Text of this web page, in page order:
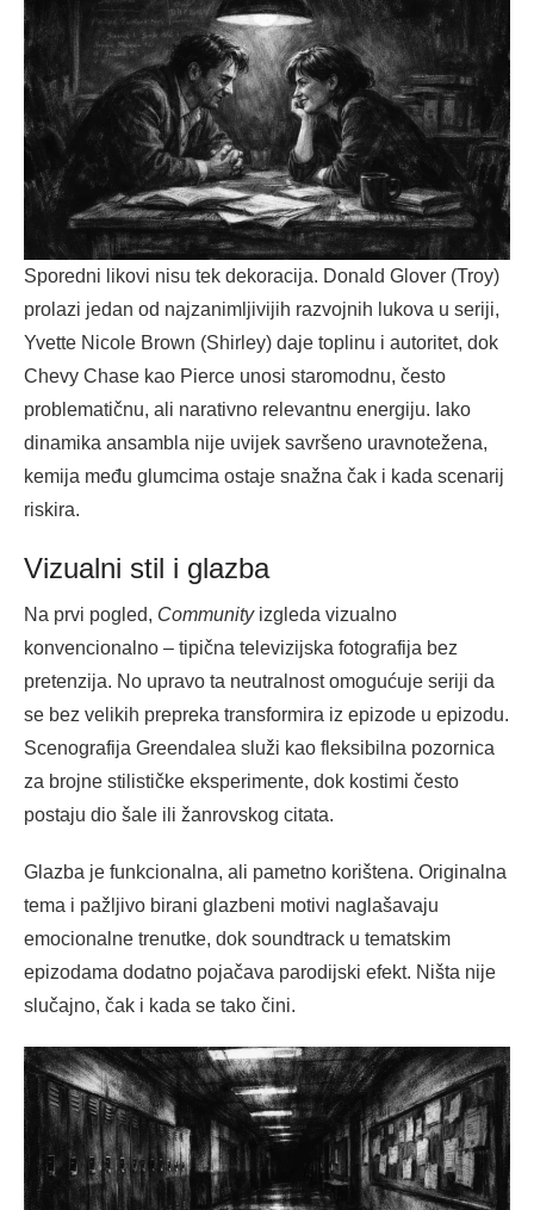
Sporedni likovi nisu tek dekoracija. Donald Glover (Troy)
prolazi jedan od najzanimljivijih razvojnih lukova u seriji,
Yvette Nicole Brown (Shirley) daje toplinu i autoritet, dok
Chevy Chase kao Pierce unosi staromodnu, često
problematičnu, ali narativno relevantnu energiju. Iako
dinamika ansambla nije uvijek savršeno uravnotežena,
kemija među glumcima ostaje snažna čak i kada scenarij
riskira.
Vizualni stil i glazba
Na prvi pogled, Communityizgleda vizualno
konvencionalno – tipična televizijska fotografija bez
pretenzija. No upravo ta neutralnost omogućuje seriji da
se bez velikih prepreka transformira iz epizode u epizodu.
Scenografija Greendalea služi kao fleksibilna pozornica
za brojne stilističke eksperimente, dok kostimi često
postaju dio šale ili žanrovskog citata.
Glazba je funkcionalna, ali pametno korištena. Originalna
tema i pažljivo birani glazbeni motivi naglašavaju
emocionalne trenutke, dok soundtrack u tematskim
epizodama dodatno pojačava parodijski efekt. Ništa nije
slučajno, čak i kada se tako čini.